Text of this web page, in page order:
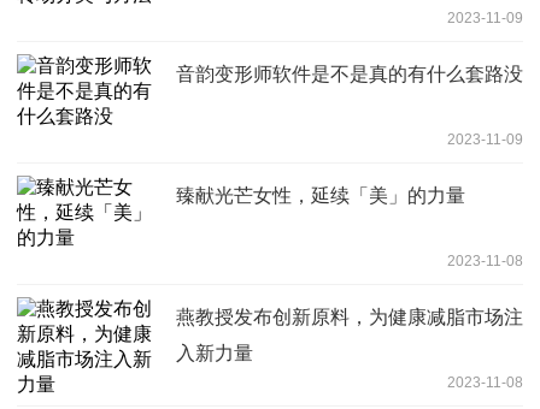
2023-11-09
音韵变形师软件是不是真的有什么套路没
2023-11-09
臻献光芒女性，延续「美」的力量
2023-11-08
燕教授发布创新原料，为健康减脂市场注
入新力量
2023-11-08